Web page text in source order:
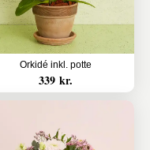
Orkidé inkl. potte
339 kr.